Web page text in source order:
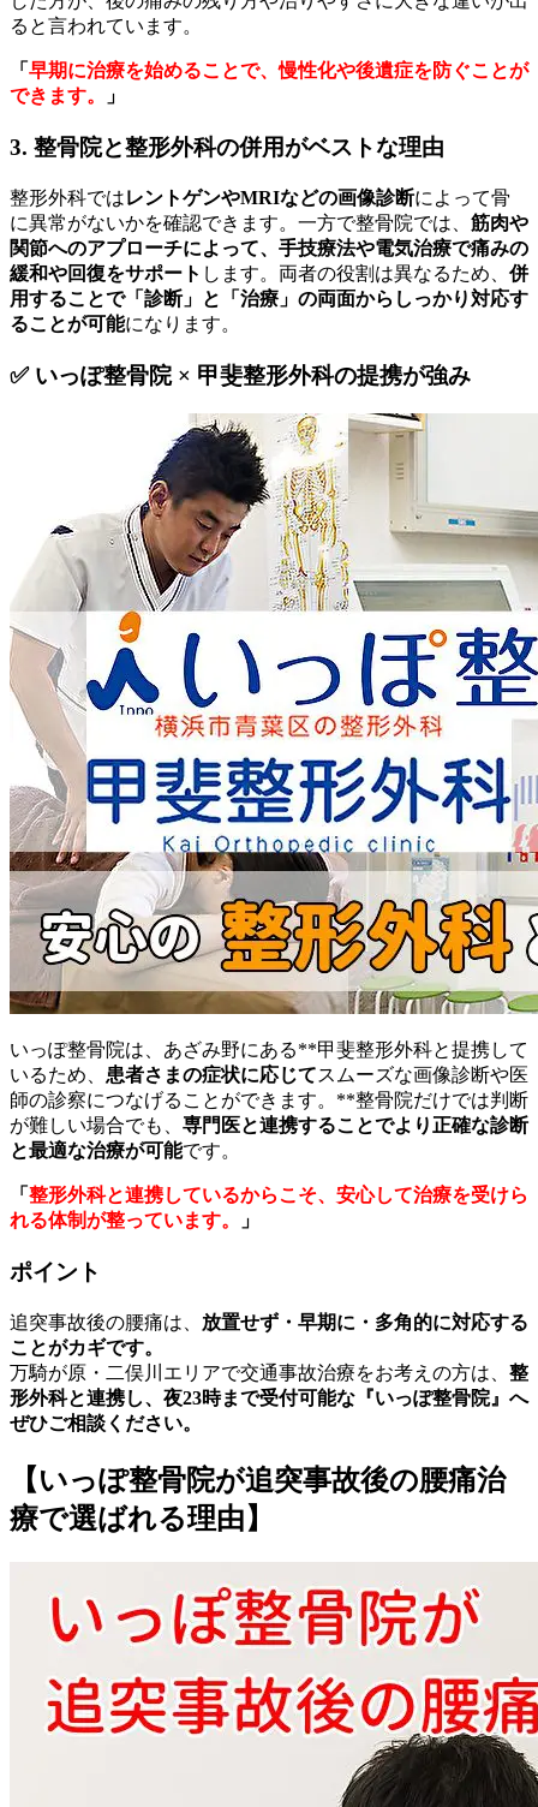
ると言われています。
「 早期に治療を始めることで、慢性化や後遺症を防ぐことが
できます。
」
3. 整骨院と整形外科の併用がベストな理由
整形外科ではレントゲンやMRIなどの画像診断によって骨
に異常がないかを確認できます。一方で整骨院では、 筋肉や
関節へのアプローチによって、手技療法や電気治療で痛みの
緩和や回復をサポート します。両者の役割は異なるため、 併
用することで「診断」と「治療」の両面からしっかり対応す
ることが可能になります。
✅ いっぽ整骨院 × 甲斐整形外科の提携が強み
いっぽ整骨院は、あざみ野にある**甲斐整形外科と提携して
いるため、 患者さまの症状に応じてスムーズな画像診断や医
師の診察につなげることができます。**整骨院だけでは判断
が難しい場合でも、 専門医と連携することでより正確な診断
と最適な治療が可能です。
「 整形外科と連携しているからこそ、安心して治療を受けら
れる体制が整っています。
」
ポイント
追突事故後の腰痛は、 放置せず・早期に・多角的に対応する
ことがカギです。
万騎が原・二俣川エリアで交通事故治療をお考えの方は、 整
形外科と連携し、夜23時まで受付可能な『いっぽ整骨院』へ
ぜひご相談ください。
【いっぽ整骨院が追突事故後の腰痛治
療で選ばれる理由】